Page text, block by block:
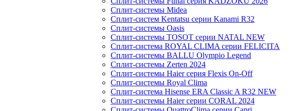
Сплит-системы Midea
Сплит-систем Kentatsu серии Kanami R32
Сплит-системы Oasis
Сплит-системы TOSOT серии NATAL NEW
Сплит-система ROYAL CLIMA серии FELICITA
Сплит-системы BALLU Olympio Legend
Сплит-системы Zerten 2024
Сплит-системы Haier серия Flexis On-Off
Сплит-системы Royal Clima
Сплит-система Hisense ERA Classic A R32 NEW
Сплит-системы Haier cерии CORAL 2024